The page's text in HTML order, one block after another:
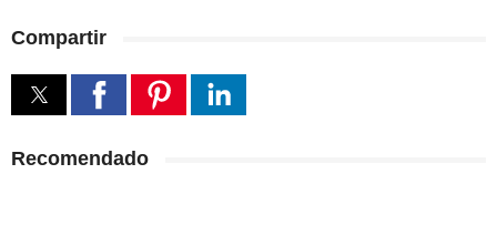
Compartir
Recomendado